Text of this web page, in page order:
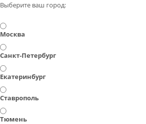
Выберите ваш город:
Москва
Санкт-Петербург
Екатеринбург
Ставрополь
Тюмень